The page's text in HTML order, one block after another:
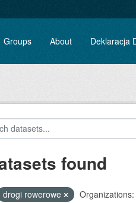
Groups About Deklaracja
found
drogi rowerowe Organizations: